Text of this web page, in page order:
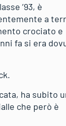
’93, è
a
crociato e
fa si era
ha subito
che però è